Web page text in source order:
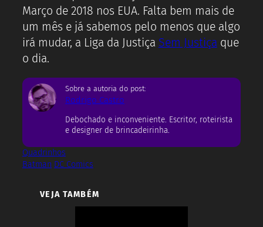
Março de 2018 nos EUA. Falta bem mais de
um mês e já sabemos pelo menos que algo
irá mudar, a Liga da Justiça Sem Justiça que
o dia.
Sobre a autoria do post:
Rodrigo Castro
Debochado e inconveniente. Escritor, roteirista
e designer de brincadeirinha.
Quadrinhos
Batman DC Comics
VEJA TAMBÉM